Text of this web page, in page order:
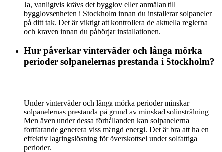
Ja, vanligtvis krävs det bygglov eller anmälan till
bygglovsenheten i Stockholm innan du installerar solpaneler
på ditt tak. Det är viktigt att kontrollera de aktuella reglerna
och kraven innan du påbörjar installationen.
Hur påverkar vinterväder och långa mörka
perioder solpanelernas prestanda i Stockholm?
Under vinterväder och långa mörka perioder minskar
solpanelernas prestanda på grund av minskad solinstrålning.
Men även under dessa förhållanden kan solpanelerna
fortfarande generera viss mängd energi. Det är bra att ha en
effektiv lagringslösning för överskottsel under solfattiga
perioder.